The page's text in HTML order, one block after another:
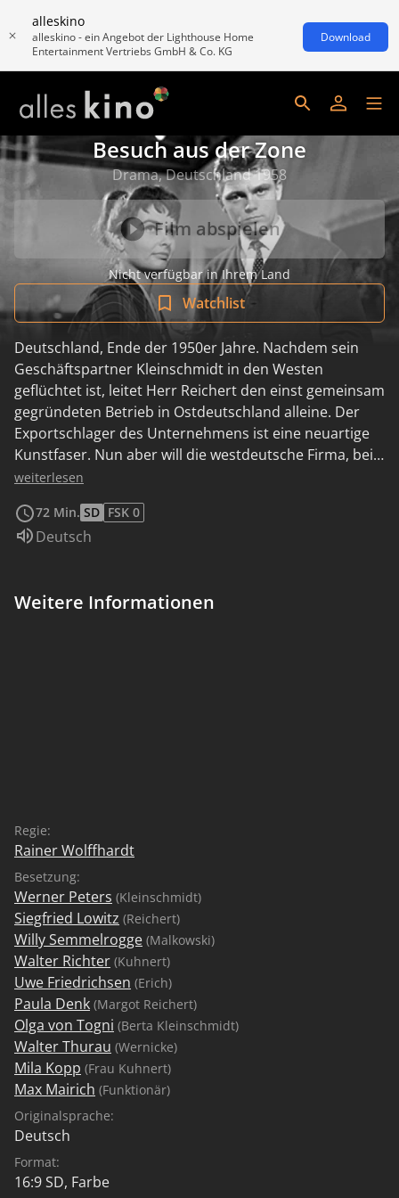
alleskino
alleskino - ein Angebot der Lighthouse Home
Entertainment Vertriebs GmbH & Co. KG
Download
Besuch aus der Zone
Drama, Deutschland 1958
Film abspielen
Nicht verfügbar in Ihrem Land
Watchlist
Deutschland, Ende der 1950er Jahre. Nachdem sein
Geschäftspartner Kleinschmidt in den Westen
geflüchtet ist, leitet Herr Reichert den einst gemeinsam
gegründeten Betrieb in Ostdeutschland alleine. Der
Exportschlager des Unternehmens ist eine neuartige
Kunstfaser. Nun aber will die westdeutsche Firma, bei
der Kleinschmidt inzwischen arbeitet, sämtliche
dies den DDR-oberen ein willkommener Anlass sein
könnte, eine Zwangsenteignung seiner Firma
alten Freund Kleinschmidt von existentiellen Ängsten
weiterlesen
72 Min. SD FSK 0
Sprache:
Deutsch
Weitere Informationen
Regie:
Rainer Wolffhardt
Besetzung:
Werner Peters (Kleinschmidt)
Siegfried Lowitz (Reichert)
Willy Semmelrogge (Malkowski)
Walter Richter (Kuhnert)
Uwe Friedrichsen (Erich)
Paula Denk (Margot Reichert)
Olga von Togni (Berta Kleinschmidt)
Walter Thurau (Wernicke)
Mila Kopp (Frau Kuhnert)
Max Mairich (Funktionär)
Originalsprache:
Deutsch
Format:
16:9 SD, Farbe